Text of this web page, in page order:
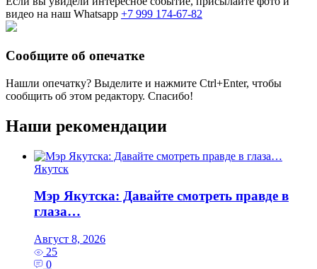
видео на наш Whatsapp +7 999 174-67-82
Сообщите об опечатке
Нашли опечатку? Выделите и нажмите Ctrl+Enter, чтобы
сообщить об этом редактору. Спасибо!
Наши рекомендации
Якутск
Мэр Якутска: Давайте смотреть правде в
глаза…
Август 8, 2026
25
0